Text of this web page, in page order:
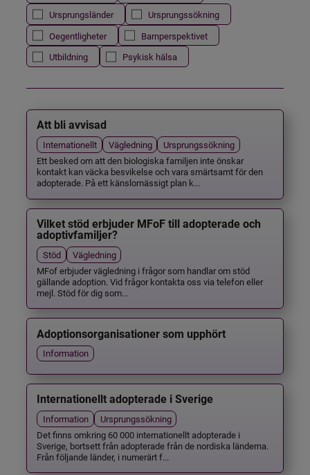
Ursprungsländer
Ursprungssökning
Oegentligheter
Barnperspektivet
Utbildning
Psykisk hälsa
Att bli avvisad
Internationellt Vägledning
Ursprungssökning
Ett besked om att den biologiska familjen inte önskar
kontakt kan väcka besvikelse och vara smärtsamt för den
adopterade. På ett känslomässigt plan k...
Vilket stöd erbjuder MFoF till adopterade och
adoptivfamiljer?
Stöd
Vägledning
MFof erbjuder vägledning i frågor som handlar om stöd
gällande adoption. Vid frågor kontakta oss via telefon eller
mejl. Stöd för dig som...
Adoptionsorganisationer som upphört
Information
Internationellt adopterade i Sverige
Information
Ursprungssökning
Det finns omkring 60 000 internationellt adopterade i
Sverige, bortsett från adopterade från de nordiska länderna.
Från följande länder, i numerärt f...